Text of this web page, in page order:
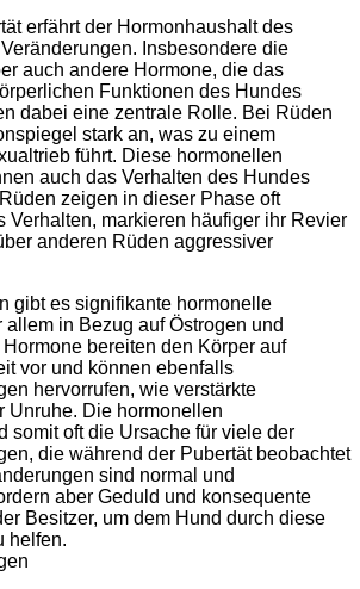
erfährt der Hormonhaushalt des
Insbesondere die
auch andere Hormone, die das
Funktionen des Hundes
dabei eine zentrale Rolle. Bei Rüden
stark an, was zu einem
führt. Diese hormonellen
auch das Verhalten des Hundes
zeigen in dieser Phase oft
Verhalten, markieren häufiger ihr Revier
anderen Rüden aggressiver
gibt es signifikante hormonelle
in Bezug auf Östrogen und
bereiten den Körper auf
vor und können ebenfalls
hervorrufen, wie verstärkte
Unruhe. Die hormonellen
somit oft die Ursache für viele der
die während der Pubertät beobachtet
sind normal und
aber Geduld und konsequente
Besitzer, um dem Hund durch diese
helfen.